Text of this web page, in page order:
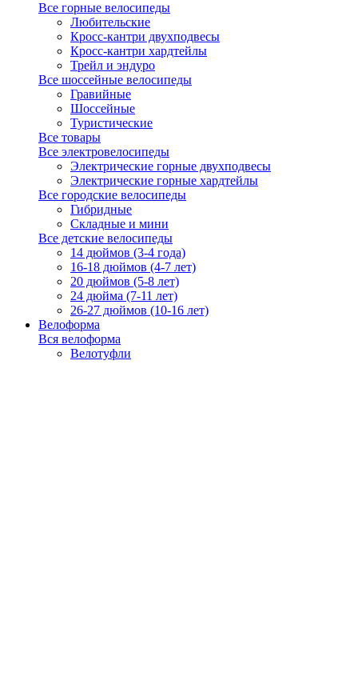
Все горные велосипеды
Любительские
Кросс-кантри двухподвесы
Кросс-кантри хардтейлы
Трейл и эндуро
Все шоссейные велосипеды
Гравийные
Шоссейные
Туристические
Все товары
Все электровелосипеды
Электрические горные двухподвесы
Электрические горные хардтейлы
Все городские велосипеды
Гибридные
Складные и мини
Все детские велосипеды
14 дюймов (3-4 года)
16-18 дюймов (4-7 лет)
20 дюймов (5-8 лет)
24 дюйма (7-11 лет)
26-27 дюймов (10-16 лет)
Велоформа
Вся велоформа
Велотуфли